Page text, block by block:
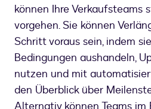
können Ihre Verkaufsteams
vorgehen. Sie können
Schritt voraus sein, indem
Bedingungen aushandeln,
nutzen und mit
den Überblick über